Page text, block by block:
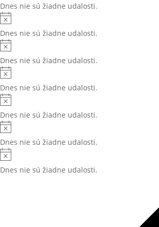
Dnes nie sú žiadne udalosti.
Dnes nie sú žiadne udalosti.
Dnes nie sú žiadne udalosti.
Dnes nie sú žiadne udalosti.
Dnes nie sú žiadne udalosti.
Dnes nie sú žiadne udalosti.
Dnes nie sú žiadne udalosti.